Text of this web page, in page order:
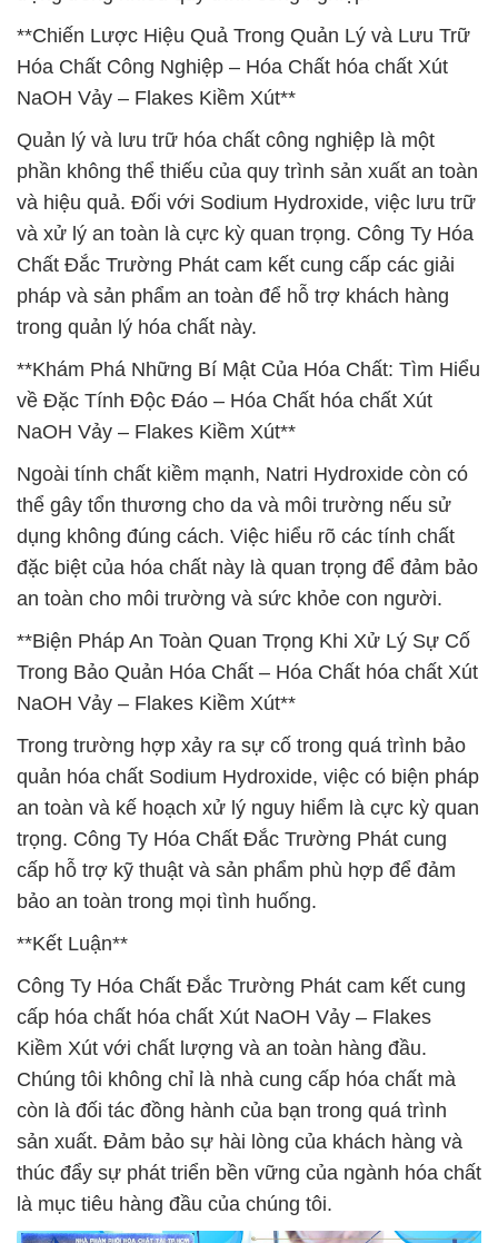
**Chiến Lược Hiệu Quả Trong Quản Lý và Lưu Trữ
Hóa Chất Công Nghiệp – Hóa Chất hóa chất Xút
NaOH Vảy – Flakes Kiềm Xút**
Quản lý và lưu trữ hóa chất công nghiệp là một
phần không thể thiếu của quy trình sản xuất an toàn
và hiệu quả. Đối với Sodium Hydroxide, việc lưu trữ
và xử lý an toàn là cực kỳ quan trọng. Công Ty Hóa
Chất Đắc Trường Phát cam kết cung cấp các giải
pháp và sản phẩm an toàn để hỗ trợ khách hàng
trong quản lý hóa chất này.
**Khám Phá Những Bí Mật Của Hóa Chất: Tìm Hiểu
về Đặc Tính Độc Đáo – Hóa Chất hóa chất Xút
NaOH Vảy – Flakes Kiềm Xút**
Ngoài tính chất kiềm mạnh, Natri Hydroxide còn có
thể gây tổn thương cho da và môi trường nếu sử
dụng không đúng cách. Việc hiểu rõ các tính chất
đặc biệt của hóa chất này là quan trọng để đảm bảo
an toàn cho môi trường và sức khỏe con người.
**Biện Pháp An Toàn Quan Trọng Khi Xử Lý Sự Cố
Trong Bảo Quản Hóa Chất – Hóa Chất hóa chất Xút
NaOH Vảy – Flakes Kiềm Xút**
Trong trường hợp xảy ra sự cố trong quá trình bảo
quản hóa chất Sodium Hydroxide, việc có biện pháp
an toàn và kế hoạch xử lý nguy hiểm là cực kỳ quan
trọng. Công Ty Hóa Chất Đắc Trường Phát cung
cấp hỗ trợ kỹ thuật và sản phẩm phù hợp để đảm
bảo an toàn trong mọi tình huống.
**Kết Luận**
Công Ty Hóa Chất Đắc Trường Phát cam kết cung
cấp hóa chất hóa chất Xút NaOH Vảy – Flakes
Kiềm Xút với chất lượng và an toàn hàng đầu.
Chúng tôi không chỉ là nhà cung cấp hóa chất mà
còn là đối tác đồng hành của bạn trong quá trình
sản xuất. Đảm bảo sự hài lòng của khách hàng và
thúc đẩy sự phát triển bền vững của ngành hóa chất
là mục tiêu hàng đầu của chúng tôi.